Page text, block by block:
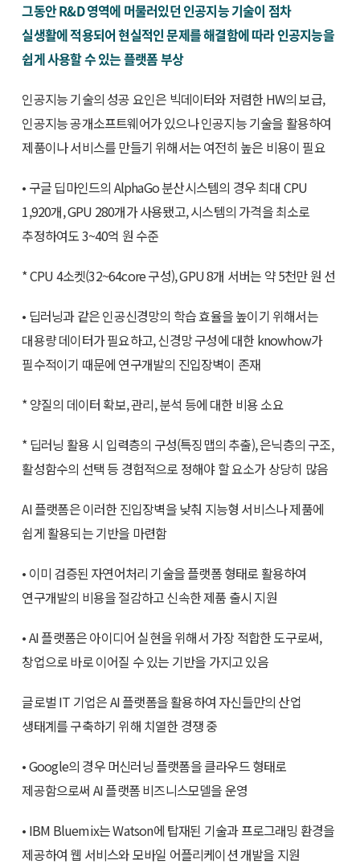
그동안 R&D 영역에 머물러있던 인공지능 기술이 점차
실생활에 적용되어 현실적인 문제를 해결함에 따라 인공지능을
쉽게 사용할 수 있는 플랫폼 부상
인공지능 기술의 성공 요인은 빅데이터와 저렴한 HW의 보급,
인공지능 공개소프트웨어가 있으나 인공지능 기술을 활용하여
제품이나 서비스를 만들기 위해서는 여전히 높은 비용이 필요
• 구글 딥마인드의 AlphaGo 분산시스템의 경우 최대 CPU
1,920개, GPU 280개가 사용됐고, 시스템의 가격을 최소로
추정하여도 3~40억 원 수준
* CPU 4소켓(32~64core 구성), GPU 8개 서버는 약 5천만 원 선
• 딥러닝과 같은 인공신경망의 학습 효율을 높이기 위해서는
대용량 데이터가 필요하고, 신경망 구성에 대한 knowhow가
필수적이기 때문에 연구개발의 진입장벽이 존재
* 양질의 데이터 확보, 관리, 분석 등에 대한 비용 소요
* 딥러닝 활용 시 입력층의 구성(특징맵의 추출), 은닉층의 구조,
활성함수의 선택 등 경험적으로 정해야 할 요소가 상당히 많음
AI 플랫폼은 이러한 진입장벽을 낮춰 지능형 서비스나 제품에
쉽게 활용되는 기반을 마련함
• 이미 검증된 자연어처리 기술을 플랫폼 형태로 활용하여
연구개발의 비용을 절감하고 신속한 제품 출시 지원
• AI 플랫폼은 아이디어 실현을 위해서 가장 적합한 도구로써,
창업으로 바로 이어질 수 있는 기반을 가지고 있음
글로벌 IT 기업은 AI 플랫폼을 활용하여 자신들만의 산업
생태계를 구축하기 위해 치열한 경쟁 중
• Google의 경우 머신러닝 플랫폼을 클라우드 형태로
제공함으로써 AI 플랫폼 비즈니스모델을 운영
• IBM Bluemix는 Watson에 탑재된 기술과 프로그래밍 환경을
제공하여 웹 서비스와 모바일 어플리케이션 개발을 지원